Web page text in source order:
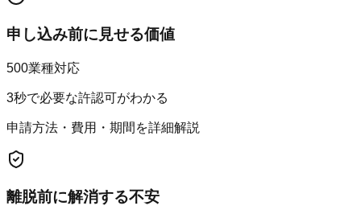
申し込み前に見せる価値
500業種対応
3秒で必要な許認可がわかる
申請方法・費用・期間を詳細解説
離脱前に解消する不安